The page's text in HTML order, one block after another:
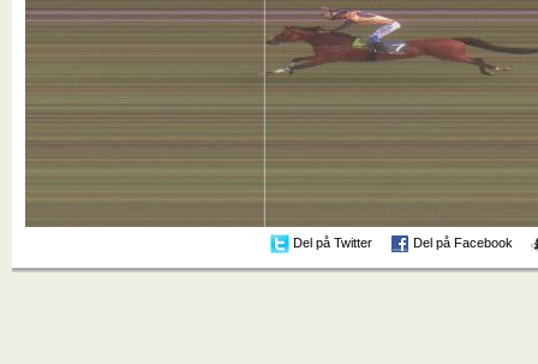
Del på Twitter Del på Facebook